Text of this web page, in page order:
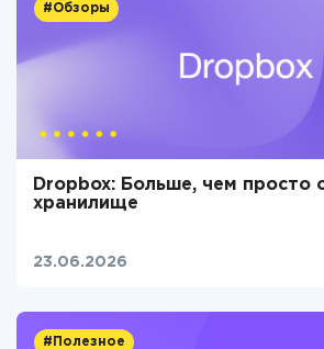
#Обзоры
Dropbox: Больше, чем просто
хранилище
23.06.2026
#Полезное